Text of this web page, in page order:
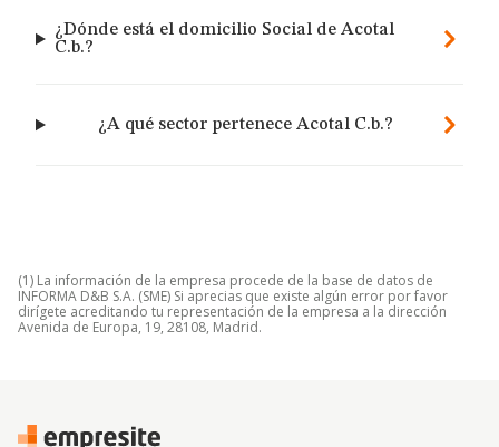
¿Dónde está el domicilio Social de Acotal
C.b.?
¿A qué sector pertenece Acotal C.b.?
(1) La información de la empresa procede de la base de datos de
INFORMA D&B S.A. (SME) Si aprecias que existe algún error por favor
dirígete acreditando tu representación de la empresa a la dirección
Avenida de Europa, 19, 28108, Madrid.